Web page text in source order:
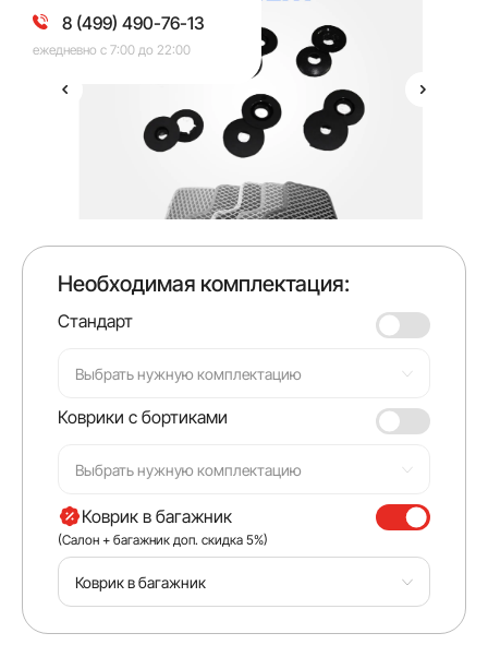
8 (499) 490-76-13
ежедневно с 7:00 до 22:00
Необходимая комплектация:
Стандарт
Выбрать нужную комплектацию
Коврики с бортиками
Выбрать нужную комплектацию
Коврик в багажник
(Салон + багажник доп. скидка 5%)
Коврик в багажник